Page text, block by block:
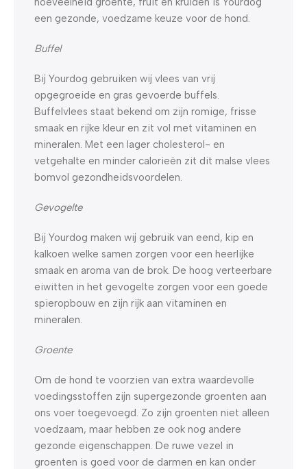
een gezonde, voedzame keuze voor de hond.
Buffel
Bij Yourdog gebruiken wij vlees van vrij
opgegroeide en gras gevoerde buffels.
Buffelvlees staat bekend om zijn romige, frisse
smaak en rijke kleur en zit vol met vitaminen en
mineralen. Met een lager cholesterol- en
vetgehalte en minder calorieën zit dit malse vlees
bomvol gezondheidsvoordelen.
Gevogelte
Bij Yourdog maken wij gebruik van eend, kip en
kalkoen welke samen zorgen voor een heerlijke
smaak en aroma van de brok. De hoog verteerbare
eiwitten in het gevogelte zorgen voor een goede
spieropbouw en zijn rijk aan vitaminen en
mineralen.
Groente
Om de hond te voorzien van extra waardevolle
voedingsstoffen zijn supergezonde groenten aan
ons voer toegevoegd. Zo zijn groenten niet alleen
voedzaam, maar hebben ze ook nog andere
gezonde eigenschappen. De ruwe vezel in
groenten is goed voor de darmen en kan onder